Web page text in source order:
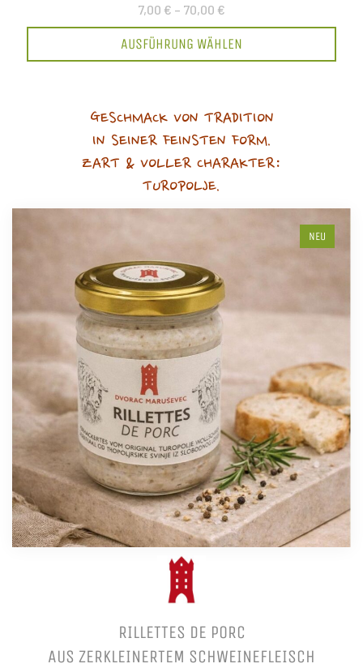
7,00 € – 70,00 €
AUSFÜHRUNG WÄHLEN
GESCHMACK VON TRADITION
IN SEINER FEINSTEN FORM.
ZART & VOLLER CHARAKTER:
TUROPOLJE.
NEU
RILLETTES DE PORC
AUS ZERKLEINERTEM SCHWEINEFLEISCH